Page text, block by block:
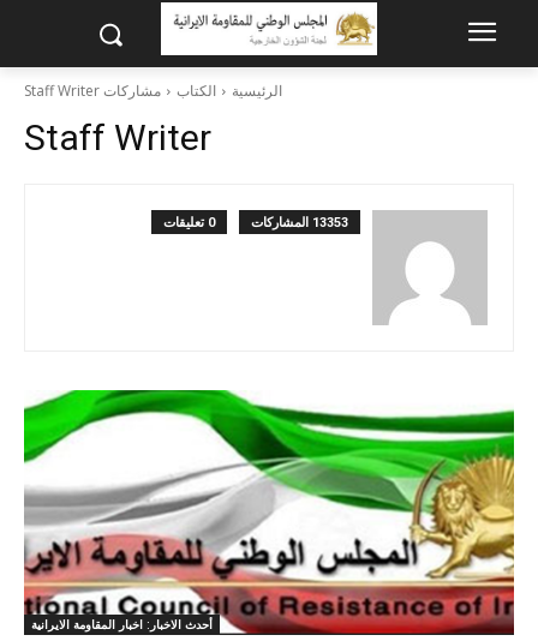
الرئيسية الكتاب مشاركات Staff Writer
Staff Writer
13353 المشاركات 0 تعليقات
أحدث الاخبار: اخبار المقاومة الايرانية